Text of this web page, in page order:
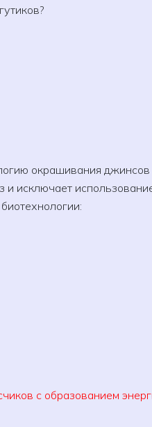
окрашивания
исключает
с образованием